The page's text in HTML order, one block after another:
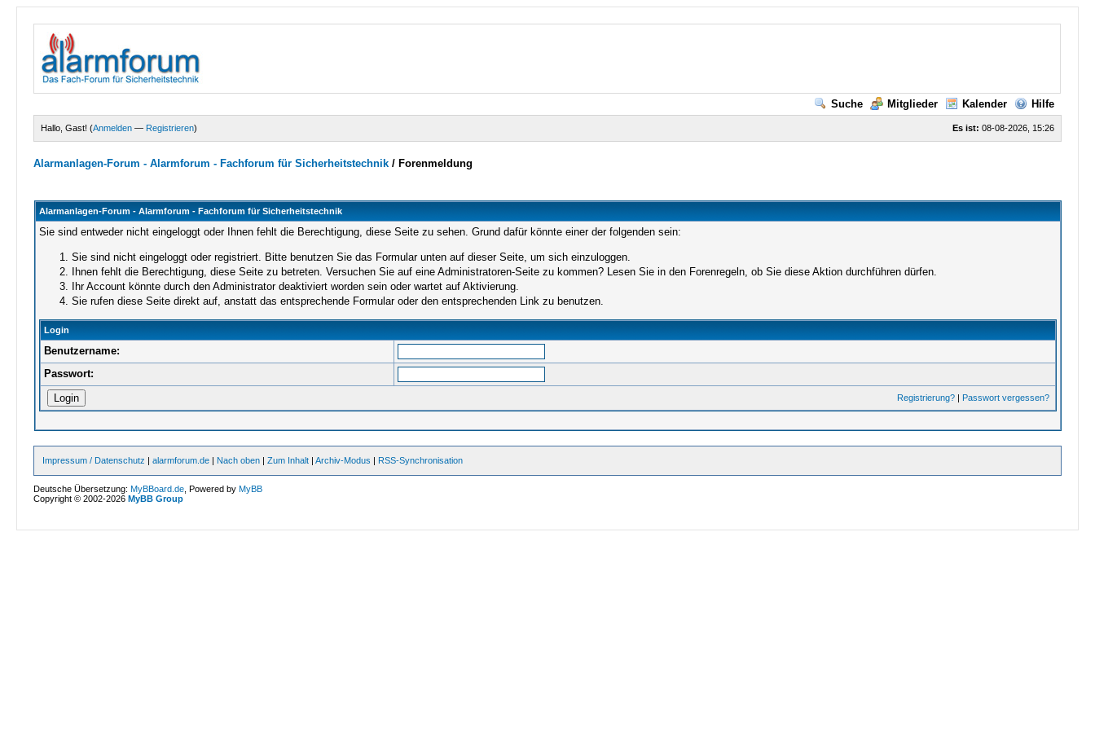
Suche Mitglieder Kalender Hilfe
Es ist: 08-08-2026, 15:26
Hallo, Gast! (Anmelden — Registrieren)
Alarmanlagen-Forum - Alarmforum - Fachforum für Sicherheitstechnik / Forenmeldung
Alarmanlagen-Forum - Alarmforum - Fachforum für Sicherheitstechnik
Sie sind entweder nicht eingeloggt oder Ihnen fehlt die Berechtigung, diese Seite zu sehen. Grund dafür könnte einer der folgenden sein:
Sie sind nicht eingeloggt oder registriert. Bitte benutzen Sie das Formular unten auf dieser Seite, um sich einzuloggen.
Ihnen fehlt die Berechtigung, diese Seite zu betreten. Versuchen Sie auf eine Administratoren-Seite zu kommen? Lesen Sie in den Forenregeln, ob Sie diese Aktion durchführen dürfen.
Ihr Account könnte durch den Administrator deaktiviert worden sein oder wartet auf Aktivierung.
Sie rufen diese Seite direkt auf, anstatt das entsprechende Formular oder den entsprechenden Link zu benutzen.
Login
Benutzername:
Passwort:
Registrierung?| Passwort vergessen?
Impressum / Datenschutz |alarmforum.de | Nach oben |Zum Inhalt |Archiv-Modus | RSS-Synchronisation
Deutsche Übersetzung:MyBBoard.de , Powered byMyBB
Copyright © 2002-2026MyBB Group